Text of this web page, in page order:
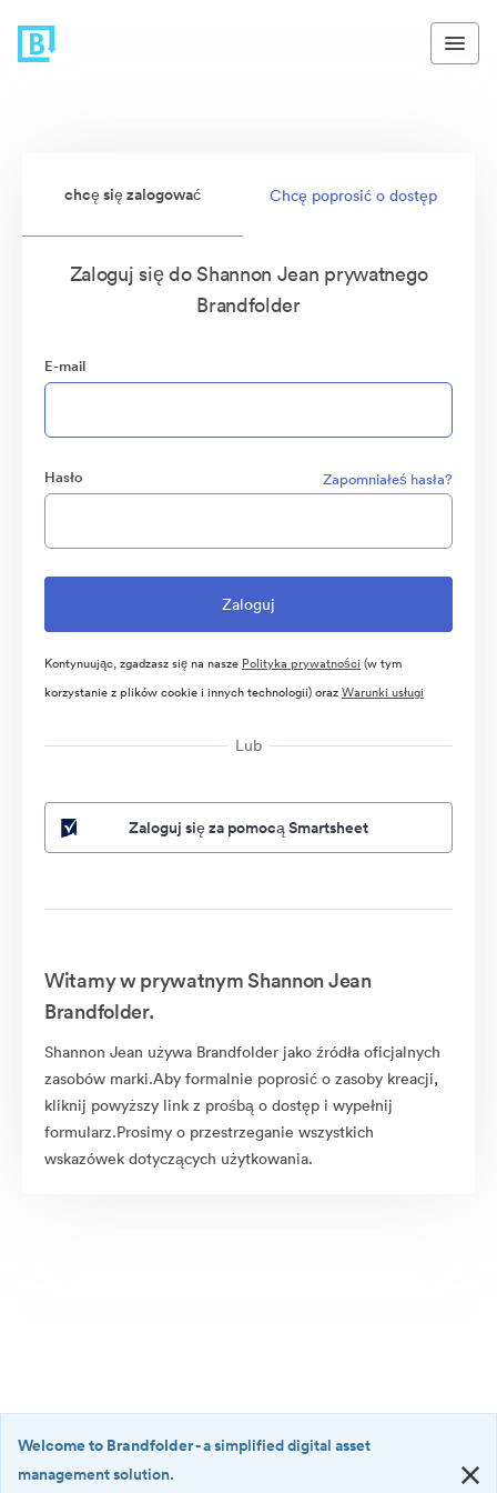
chcę się zalogować Chcę poprosić o dostęp
Zaloguj się do Shannon Jean prywatnego
Brandfolder
E-mail
Hasło Zapomniałeś hasła?
Kontynuując, zgadzasz się na nasze Polityka prywatności (w tym
korzystanie z plików cookie i innych technologii) orazWarunki usługi
Lub
Zaloguj się za pomocą Smartsheet
Witamy w prywatnym Shannon Jean
Brandfolder.
Shannon Jean używa Brandfolder jako źródła oficjalnych
zasobów marki.Aby formalnie poprosić o zasoby kreacji,
kliknij powyższy link z prośbą o dostęp i wypełnij
formularz.Prosimy o przestrzeganie wszystkich
wskazówek dotyczących użytkowania.
Welcome to Brandfolder- a simplified digital asset
management solution.